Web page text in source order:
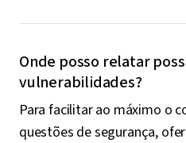
Onde posso relatar
vulnerabilidades?
Para facilitar ao máximo o
questões de segurança,